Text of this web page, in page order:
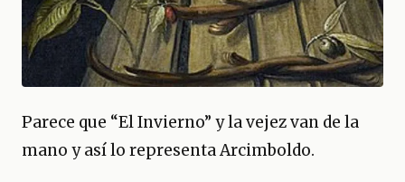
Parece que “El Invierno” y la vejez van de la
mano y así lo representa Arcimboldo.